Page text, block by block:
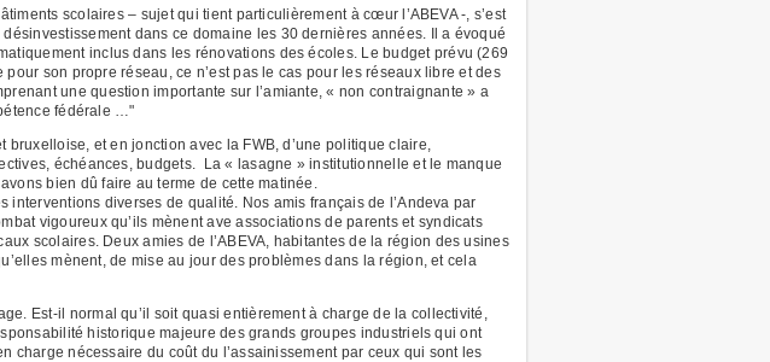
scolaires – sujet qui tient particulièrement à cœur l’ABEVA -, s’est
désinvestissement dans ce domaine les 30 dernières années. Il a évoqué
inclus dans les rénovations des écoles. Le budget prévu (269
son propre réseau, ce n’est pas le cas pour les réseaux libre et des
une question importante sur l’amiante, « non contraignante » a
fédérale …"
et en jonction avec la FWB, d’une politique claire,
échéances, budgets. La « lasagne » institutionnelle et le manque
bien dû faire au terme de cette matinée.
diverses de qualité. Nos amis français de l’Andeva par
vigoureux qu’ils mènent ave associations de parents et syndicats
scolaires. Deux amies de l’ABEVA, habitantes de la région des usines
mènent, de mise au jour des problèmes dans la région, et cela
Est-il normal qu’il soit quasi entièrement à charge de la collectivité,
historique majeure des grands groupes industriels qui ont
charge nécessaire du coût du l’assainissement par ceux qui sont les